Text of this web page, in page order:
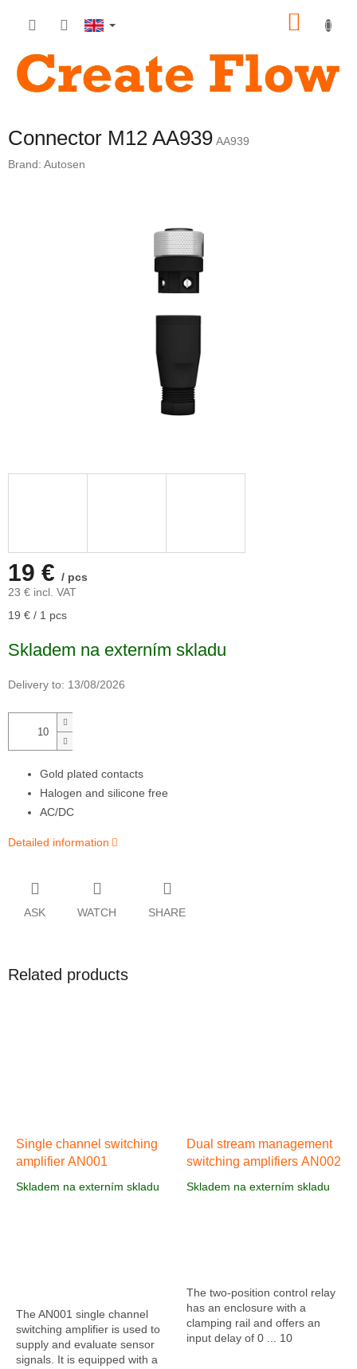
Connector M12 AA939 AA939
Brand: Autosen
19 € / pcs
23 € incl. VAT
Measure
19 € / 1 pcs
Skladem na externím skladu
Delivery to: 13/08/2026
Gold plated contacts
Halogen and silicone free
AC/DC
Detailed information
ASK WATCH SHARE
Related products
Single channel switching
amplifier AN001
Skladem na externím skladu
The AN001 single channel
switching amplifier is used to
supply and evaluate sensor
signals. It is equipped with a
Dual stream management
switching amplifiers AN002
Skladem na externím skladu
The two-position control relay
has an enclosure with a
clamping rail and offers an
input delay of 0 ... 10